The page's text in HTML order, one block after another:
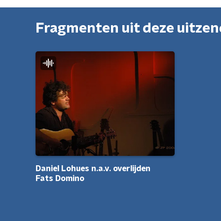
Fragmenten uit deze
Daniel Lohues n.a.v. overlijden
Fats Domino